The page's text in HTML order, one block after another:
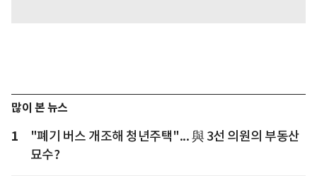
많이 본 뉴스
1
"폐기 버스 개조해 청년주택"... 與 3선 의원의 부동산
묘수?